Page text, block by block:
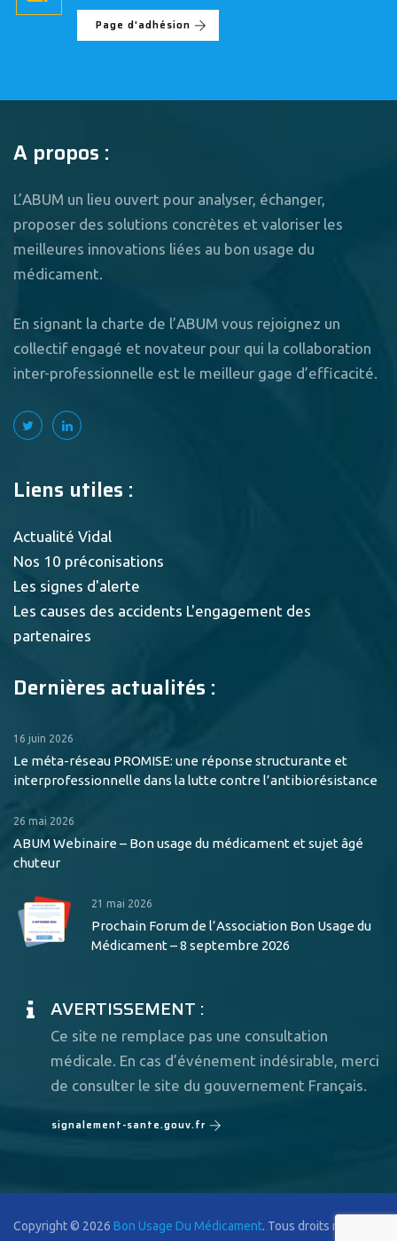
Page d'adhésion
A propos :
L’ABUM un lieu ouvert pour analyser, échanger,
proposer des solutions concrètes et valoriser les
meilleures innovations liées au bon usage du
médicament.
En signant la charte de l’ABUM vous rejoignez un
collectif engagé et novateur pour qui la collaboration
inter-professionnelle est le meilleur gage d’efficacité.
Liens utiles :
Actualité Vidal
Nos 10 préconisations
Les signes d'alerte
Les causes des accidents L'engagement des
partenaires
Dernières actualités :
16 juin 2026
Le méta-réseau PROMISE: une réponse structurante et
interprofessionnelle dans la lutte contre l’antibiorésistance
26 mai 2026
ABUM Webinaire – Bon usage du médicament et sujet âgé
chuteur
21 mai 2026
Prochain Forum de l’Association Bon Usage du
Médicament – 8 septembre 2026
AVERTISSEMENT :
Ce site ne remplace pas une consultation
médicale. En cas d’événement indésirable, merci
de consulter le site du gouvernement Français.
signalement-sante.gouv.fr
Copyright © 2026 Bon Usage Du Médicament. Tous droits réservés.